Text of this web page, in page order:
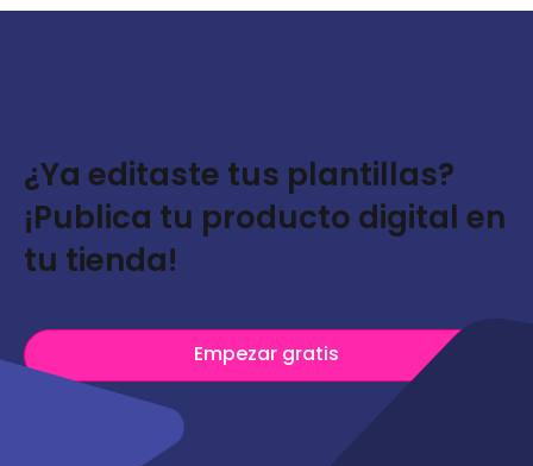
¿Ya editaste tus plantillas?
¡Publica tu producto digital en
tu tienda!
Empezar gratis